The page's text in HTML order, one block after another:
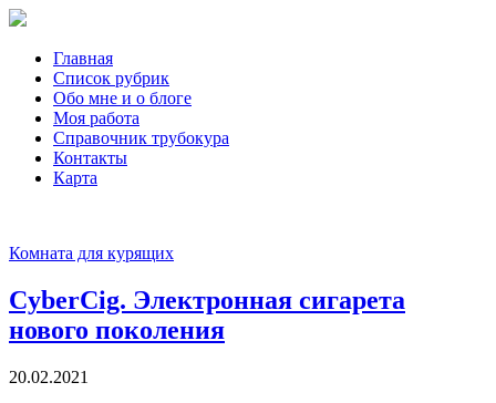
Главная
Список рубрик
Обо мне и о блоге
Моя работа
Справочник трубокура
Контакты
Карта
Комната для курящих
CyberCig. Электронная сигарета
нового поколения
20.02.2021